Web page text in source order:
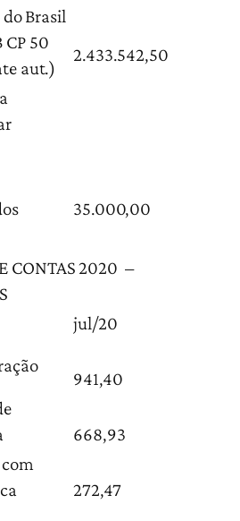
Brasil
CP 50
aut.)
2.433.542,50
35.000,00
CONTAS 2020 –
jul/20
941,40
668,93
272,47